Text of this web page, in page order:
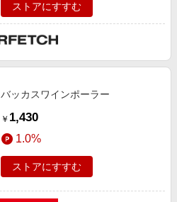
ストアにすすむ
バッカスワインポーラー
￥ 1,430
1.0%
ストアにすすむ